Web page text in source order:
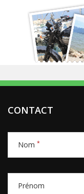
CONTACT
Nom *
Prénom